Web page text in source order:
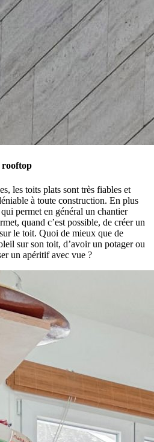
rooftop
les toits plats sont très fiables et
à toute construction. En plus
permet en général un chantier
quand c’est possible, de créer un
le toit. Quoi de mieux que de
sur son toit, d’avoir un potager ou
un apéritif avec vue ?